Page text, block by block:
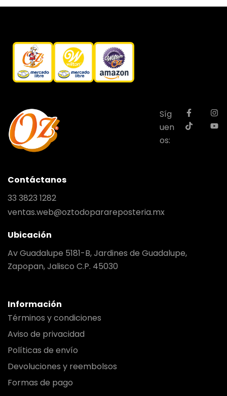
Síg
uen
os:
Contáctanos
33 3823 1282
ventas.web@oztodoparareposteria.mx
Ubicación
Av Guadalupe 5181-B, Jardines de Guadalupe,
Zapopan, Jalisco C.P. 45030
Información
Términos y condiciones
Aviso de privacidad
Políticas de envío
Devoluciones y reembolsos
Formas de pago